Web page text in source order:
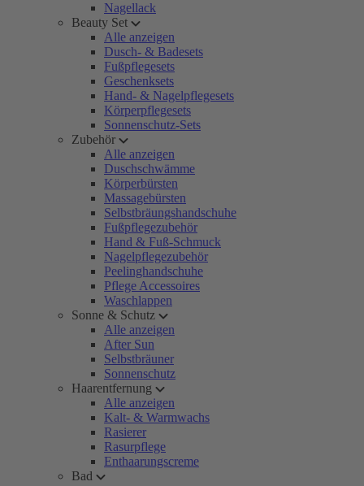
Nagellack
Beauty Set
Alle anzeigen
Dusch- & Badesets
Fußpflegesets
Geschenksets
Hand- & Nagelpflegesets
Körperpflegesets
Sonnenschutz-Sets
Zubehör
Alle anzeigen
Duschschwämme
Körperbürsten
Massagebürsten
Selbstbräungshandschuhe
Fußpflegezubehör
Hand & Fuß-Schmuck
Nagelpflegezubehör
Peelinghandschuhe
Pflege Accessoires
Waschlappen
Sonne & Schutz
Alle anzeigen
After Sun
Selbstbräuner
Sonnenschutz
Haarentfernung
Alle anzeigen
Kalt- & Warmwachs
Rasierer
Rasurpflege
Enthaarungscreme
Bad